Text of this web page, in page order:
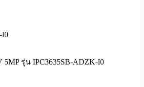
รุ่น IPC3635SB-ADZK-I0